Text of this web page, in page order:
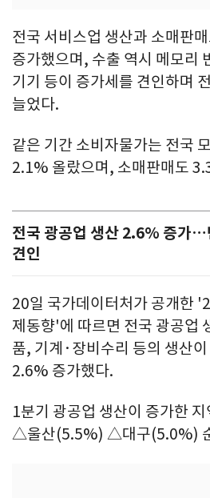
전국 서비스업 생산과 소매판
증가했으며, 수출 역시 메모리
기기 등이 증가세를 견인하며
늘었다.
같은 기간 소비자물가는 전국
2.1% 올랐으며, 소매판매도
전국 광공업 생산 2.6% 증가…
견인
20일 국가데이터처가 공개한
제동향'에 따르면 전국 광공업
품, 기계·장비수리 등의 생산이
2.6% 증가했다.
1분기 광공업 생산이 증가한
△울산(5.5%) △대구(5.0%)